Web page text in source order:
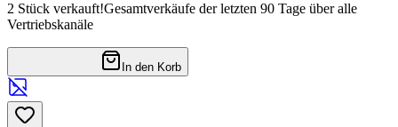
2 Stück verkauft!Gesamtverkäufe der letzten 90 Tage über alle
Vertriebskanäle
In den Korb